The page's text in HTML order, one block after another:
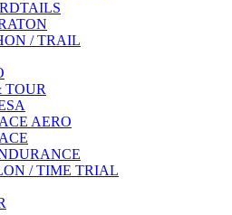
/ TRAIL
TOUR
AERO
/ TIME TRIAL